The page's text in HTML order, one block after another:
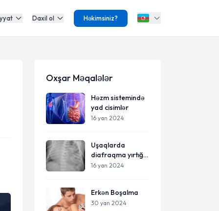
Daxil ol Həkimsiniz?
Oxşar Məqalələr
Həzm sistemində
yad cisimlər
16 yan 2024
Uşaqlarda
diafraqma yırtığı.
Diafraqma
16 yan 2024
Erkən Boşalma
30 yan 2024